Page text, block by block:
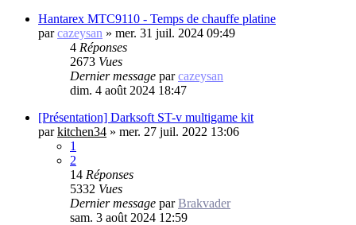
Hantarex MTC9110 - Temps de chauffe platine
parcazeysan » mer. 31 juil. 2024 09:49
4 Réponses
2673 Vues
Dernier message parcazeysan
dim. 4 août 2024 18:47
[Présentation] Darksoft ST-v multigame kit
parkitchen34 » mer. 27 juil. 2022 13:06
1
2
14 Réponses
5332 Vues
Dernier message parBrakvader
sam. 3 août 2024 12:59